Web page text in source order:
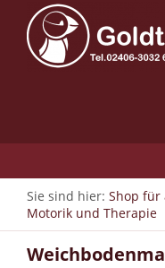
Sie sind hier: Shop für
Motorik und Therapie